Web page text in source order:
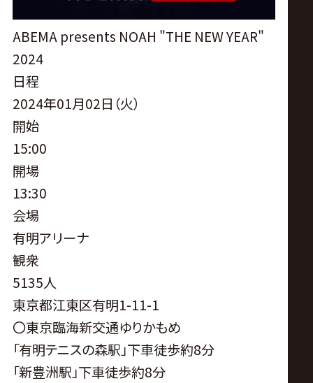
サ
イ
ト
ABEMA presents NOAH "THE NEW YEAR"
2024
日程
2024年01月02日（火）
開始
15:00
開場
13:30
会場
有明アリーナ
観衆
5135人
東京都江東区有明1-11-1
〇東京臨海新交通ゆりかもめ
「有明テニスの森駅」下車徒歩約8分
「新豊洲駅」下車徒歩約8分